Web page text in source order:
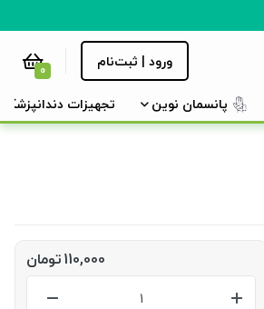
ورود | ثبت‌نام 0
پانسمان نوین تجهیزات دندانپزشکی
110,000تومان